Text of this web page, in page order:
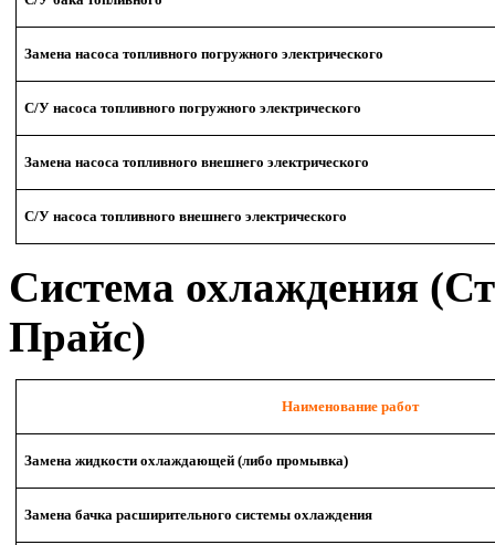
Замена насоса топливного погружного электрического
С/У насоса топливного погружного электрического
Замена насоса топливного внешнего электрического
С/У насоса топливного внешнего электрического
Система охлаждения
Прайс)
Наименование работ
Замена жидкости охлаждающей (либо промывка)
Замена бачка расширительного системы охлаждения